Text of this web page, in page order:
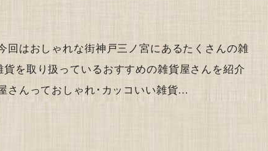
回はおしゃれな街神戸三ノ宮にあるたくさんの雑
を取り扱っているおすすめの雑貨屋さんを紹介
さんっておしゃれ･カッコいい雑貨…